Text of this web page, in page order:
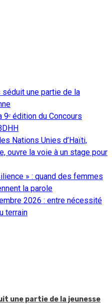
séduit une partie de la
édition du Concours
Nations Unies d’Haïti,
ouvre la voie à un stage pour
» : quand des femmes
la parole
2026 : entre nécessité
terrain
une partie de la jeunesse